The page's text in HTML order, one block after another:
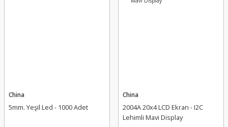
China
5mm. Yeşil Led - 1000 Adet
China
2004A 20x4 LCD Ekran - I2C
Lehimli Mavi Display